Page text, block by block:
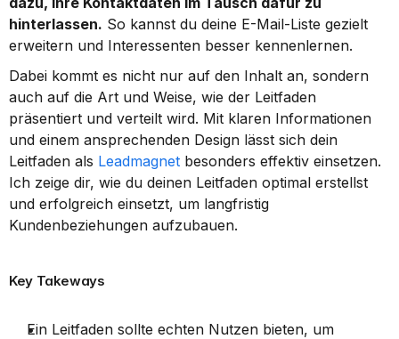
hinterlassen. So kannst du deine E-Mail-Liste gezielt
erweitern und Interessenten besser kennenlernen.
Dabei kommt es nicht nur auf den Inhalt an, sondern
auch auf die Art und Weise, wie der Leitfaden
präsentiert und verteilt wird. Mit klaren Informationen
und einem ansprechenden Design lässt sich dein
Leitfaden als Leadmagnet besonders effektiv einsetzen.
Ich zeige dir, wie du deinen Leitfaden optimal erstellst
und erfolgreich einsetzt, um langfristig
Kundenbeziehungen aufzubauen.
Key Takeways
Ein Leitfaden sollte echten Nutzen bieten, um